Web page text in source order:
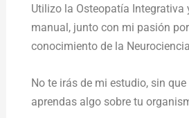
Utilizo la Osteopatía Integrativa
manual, junto con mi pasión
conocimiento de la
No te irás de mi estudio, sin
aprendas algo sobre tu